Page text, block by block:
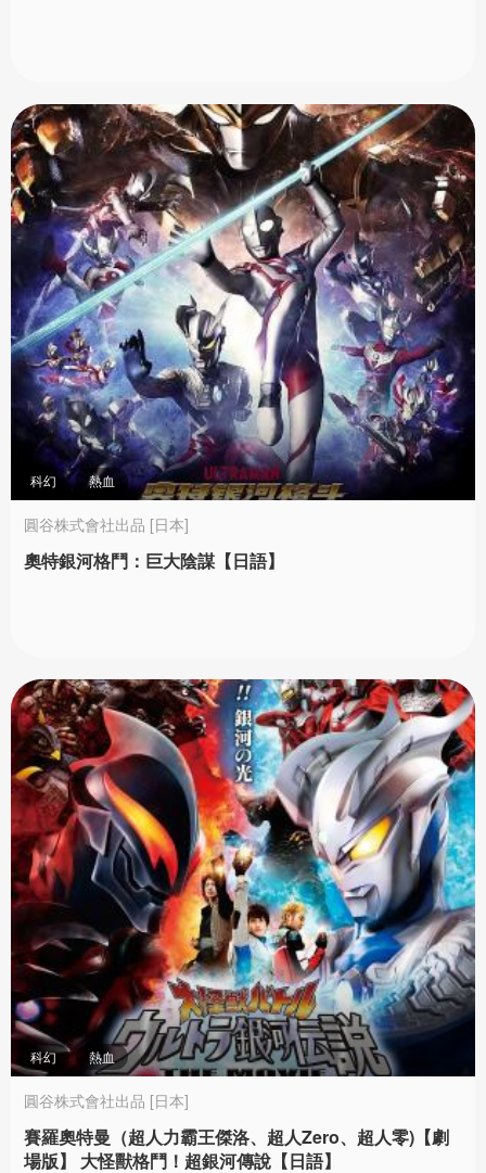
科幻 熱血
圓谷株式會社出品 [日本]
奧特銀河格鬥：巨大陰謀【日語】
科幻 熱血
圓谷株式會社出品 [日本]
賽羅奧特曼（超人力霸王傑洛、超人Zero、超人零)【劇
場版】 大怪獸格鬥！超銀河傳說【日語】